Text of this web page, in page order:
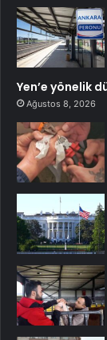
Yen’e yönelik
Ağustos 8, 2026